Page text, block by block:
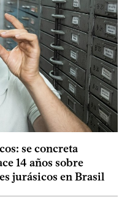
se concreta
14 años sobre
jurásicos en Brasil